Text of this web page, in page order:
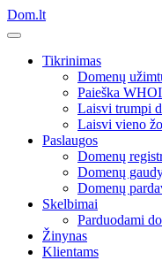
Dom.lt
Tikrinimas
Domenų
Paieška
Laisvi trumpi
Laisvi vieno
Paslaugos
Domenų
Domenų
Domenų
Skelbimai
Parduodami
Žinynas
Klientams